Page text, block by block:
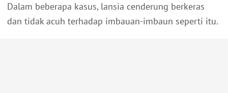
Dalam beberapa kasus, lansia cenderung berkeras
dan tidak acuh terhadap imbauan-imbaun seperti itu.